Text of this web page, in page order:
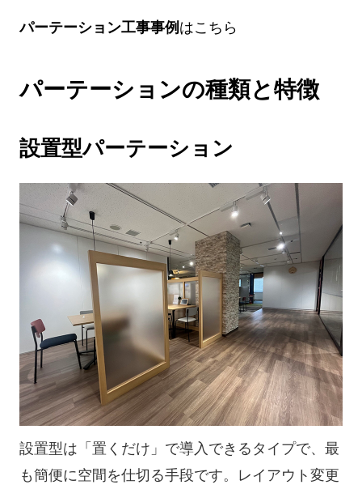
パーテーション工事事例 はこちら
パーテーションの種類と特徴
設置型パーテーション
設置型は「置くだけ」で導入できるタイプで、最
も簡便に空間を仕切る手段です。レイアウト変更